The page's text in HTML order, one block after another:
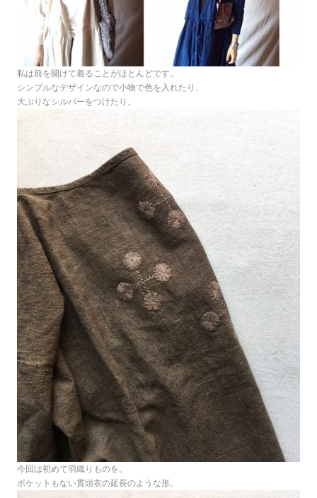
私は前を開けて着ることがほとんどです。
シンプルなデザインなので小物で色を入れたり、
大ぶりなシルバーをつけたり。
今回は初めて羽織りものを。
ポケットもない貫頭衣の延長のような形。